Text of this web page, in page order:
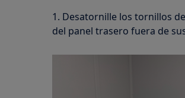
1. Desatornille los tornillos
del panel trasero fuera de